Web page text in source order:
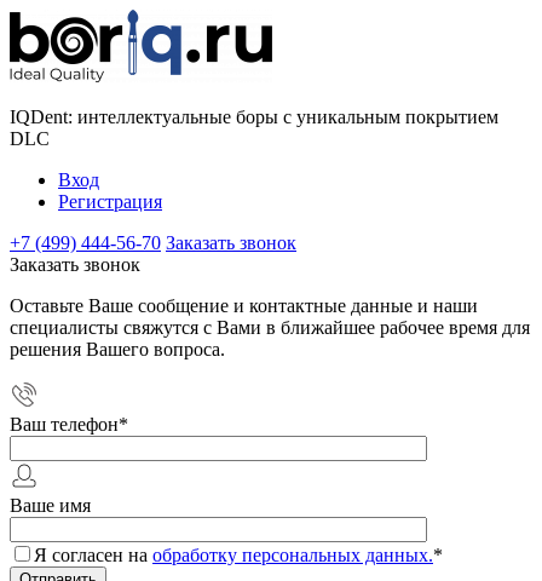
IQDent: интеллектуальные боры с уникальным покрытием
DLC
Вход
Регистрация
+7 (499) 444-56-70 Заказать звонок
Заказать звонок
Оставьте Ваше сообщение и контактные данные и наши
специалисты свяжутся с Вами в ближайшее рабочее время для
решения Вашего вопроса.
Ваш телефон*
Ваше имя
Я согласен на обработку персональных данных.*